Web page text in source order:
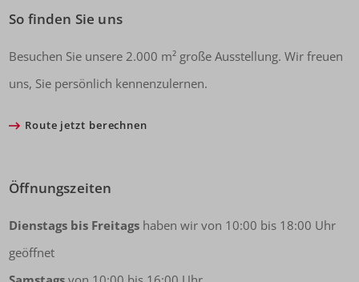
So finden Sie uns
Besuchen Sie unsere 2.000 m² große Ausstellung. Wir freuen
uns, Sie persönlich kennenzulernen.
Route jetzt berechnen
Öffnungszeiten
Dienstags bis Freitags haben wir von 10:00 bis 18:00 Uhr
geöffnet